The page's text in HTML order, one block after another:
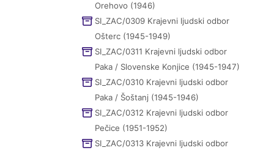
Orehovo (1946)
SI_ZAC/0309 Krajevni ljudski odbor
Ošterc (1945-1949)
SI_ZAC/0311 Krajevni ljudski odbor
Paka / Slovenske Konjice (1945-1947)
SI_ZAC/0310 Krajevni ljudski odbor
Paka / Šoštanj (1945-1946)
SI_ZAC/0312 Krajevni ljudski odbor
Pečice (1951-1952)
SI_ZAC/0313 Krajevni ljudski odbor